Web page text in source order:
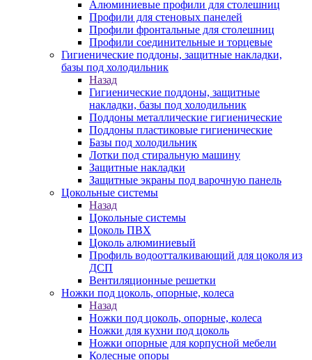
Алюминиевые профили для столешниц
Профили для стеновых панелей
Профили фронтальные для столешниц
Профили соединительные и торцевые
Гигиенические поддоны, защитные накладки,
базы под холодильник
Назад
Гигиенические поддоны, защитные
накладки, базы под холодильник
Поддоны металлические гигиенические
Поддоны пластиковые гигиенические
Базы под холодильник
Лотки под стиральную машину
Защитные накладки
Защитные экраны под варочную панель
Цокольные системы
Назад
Цокольные системы
Цоколь ПВХ
Цоколь алюминиевый
Профиль водоотталкивающий для цоколя из
ДСП
Вентиляционные решетки
Ножки под цоколь, опорные, колеса
Назад
Ножки под цоколь, опорные, колеса
Ножки для кухни под цоколь
Ножки опорные для корпусной мебели
Колесные опоры